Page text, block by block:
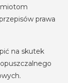
prawa
na skutek